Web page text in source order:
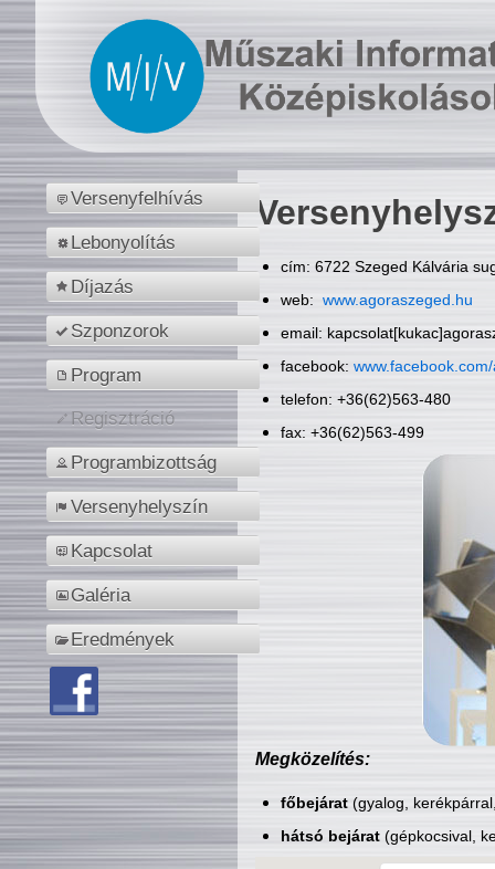
Versenyfelhívás
Lebonyolítás
Díjazás
Szponzorok
Program
Regisztráció
Programbizottság
Versenyhelyszín
Kapcsolat
Galéria
Eredmények
cím: 6722 Szeged Kálvária
web: www.agoraszeged.hu
email:
facebook:
telefon: +36(62)563-480
fax: +36(62)563-499
Megközelítés:
főbejárat(gyalog,
hátsó bejárat(gépkocsival,